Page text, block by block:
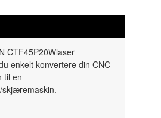
CTF45P20Wlaser
enkelt konvertere din CNC
til en
skjæremaskin.